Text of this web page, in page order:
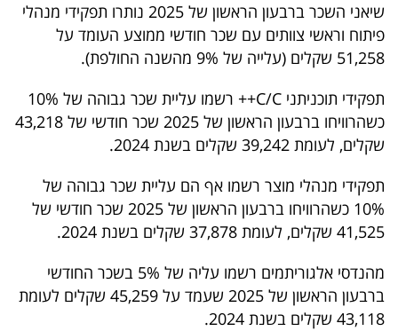
מייל
פרסמו
באייס
עקבו
שיאני השכר ברבעון הראשון של 2025 נותרו תפקידי מנהלי
פיתוח וראשי צוותים עם שכר חודשי ממוצע העומד על
51,258 שקלים (עלייה של 9% מהשנה החולפת).
תפקידי תוכניתני C/C++ רשמו עליית שכר גבוהה של 10%
כשהרוויחו ברבעון הראשון של 2025 שכר חודשי של 43,218
שקלים, לעומת 39,242 שקלים בשנת 2024.
תפקידי מנהלי מוצר רשמו אף הם עליית שכר גבוהה של
10% כשהרוויחו ברבעון הראשון של 2025 שכר חודשי של
41,525 שקלים, לעומת 37,878 שקלים בשנת 2024.
מהנדסי אלגוריתמים רשמו עליה של 5% בשכר החודשי
ברבעון הראשון של 2025 שעמד על 45,259 שקלים לעומת
43,118 שקלים בשנת 2024.